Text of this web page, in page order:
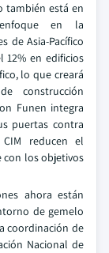
también está en
en la
de Asia-Pacífico
en edificios
lo que creará
construcción
Funen integra
puertas contra
reducen el
con los objetivos
ahora están
de gemelo
coordinación de
Nacional de